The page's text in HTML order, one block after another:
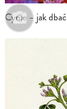
Cynie – jak